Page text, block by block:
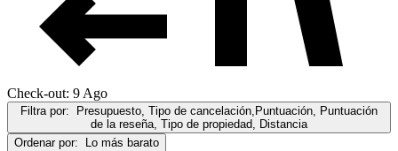
Check-out: 9 Ago
Filtra por:
Presupuesto, Tipo de cancelación,Puntuación, Puntuación
de la reseña, Tipo de propiedad, Distancia
Ordenar por:
Lo más barato